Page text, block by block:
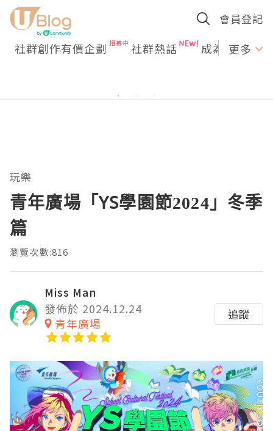
會員登記
社群創作有價企劃 社群熱話 成為U更多
玩樂
青年廣場「YS學園節2024」冬季
篇
瀏覽次數:816
Miss Man
發佈於 2024.12.24
青年廣場
追蹤